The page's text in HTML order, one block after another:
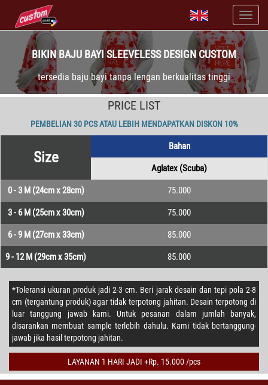
BIKIN BAJU BAYI SLEEVELESS DESIGN CUSTOM
tersedia baju bayi tanpa lengan berkualitas tinggi
PRICE LIST
PEMBELIAN 30 PCS ATAU LEBIH MENDAPATKAN DISKON 10%
Size
Bahan
Aglatex (Scuba)
0 - 3 M (24cm x 28cm) 75.000
3 - 6 M (25cm x 30cm) 75.000
6 - 9 M (27cm x 33cm) 85.000
9 - 12 M (29cm x 35cm) 85.000
*Toleransi ukuran produk jadi 2-3 cm. Beri jarak desain dan tepi pola 2-8
cm (tergantung produk) agar tidak terpotong jahitan. Desain terpotong di
luar tanggung jawab kami. Untuk pesanan dalam jumlah banyak,
disarankan membuat sample terlebih dahulu. Kami tidak bertanggung-
jawab jika hasil terpotong jahitan.
LAYANAN 1 HARI JADI +Rp. 15.000 /pcs